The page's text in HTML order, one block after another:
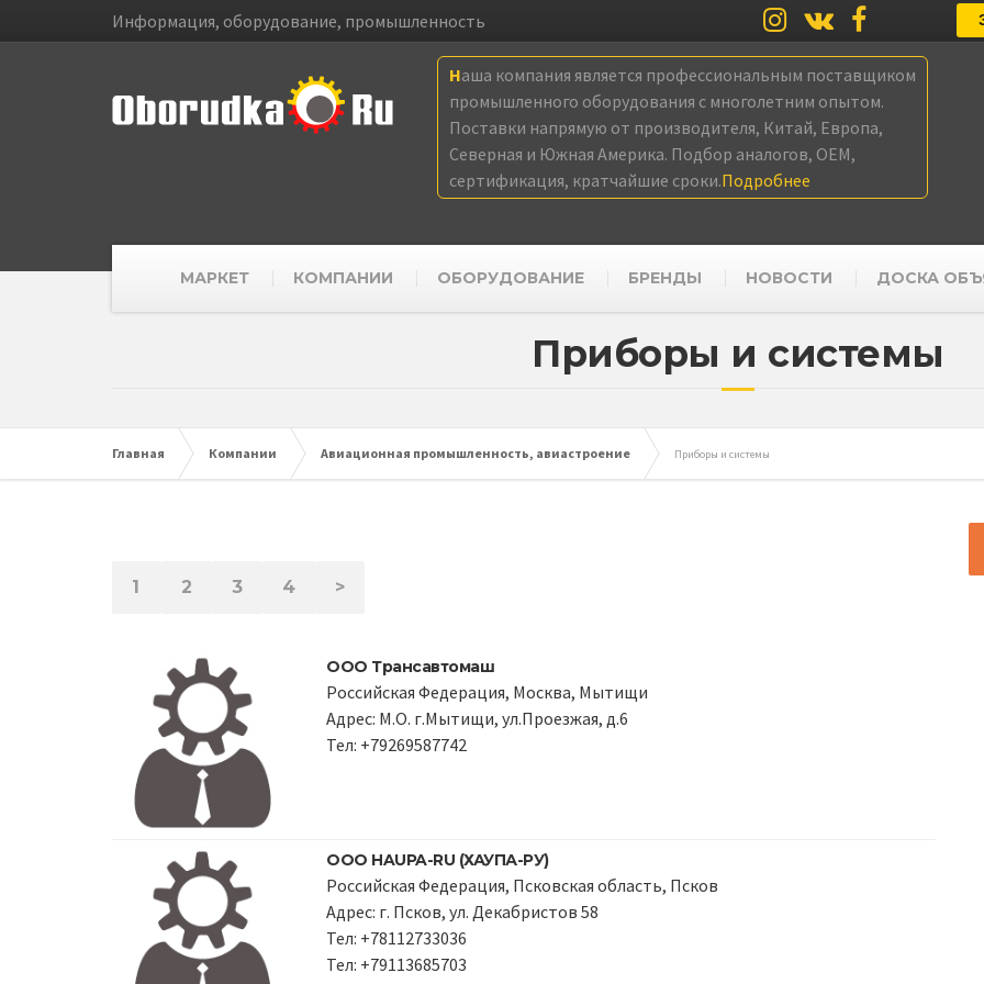
Информация, оборудование, промышленность
Наша компания является профессиональным поставщиком
промышленного оборудования с многолетним опытом.
Поставки напрямую от производителя, Китай, Европа,
Северная и Южная Америка. Подбор аналогов, OEM,
сертификация, кратчайшие сроки.Подробнее
МАРКЕТ КОМПАНИИ ОБОРУДОВАНИЕ БРЕНДЫ НОВОСТИ ДОСКА
Приборы и системы
Главная Компании Авиационная промышленность, авиастроение Приборы и системы
1 2 3 4 >
ООО Трансавтомаш
Российская Федерация, Москва, Мытищи
Адрес: М.О. г.Мытищи, ул.Проезжая, д.6
Тел: +79269587742
ООО HAUPA-RU (ХАУПА-РУ)
Российская Федерация, Псковская область, Псков
Адрес: г. Псков, ул. Декабристов 58
Тел: +78112733036
Тел: +79113685703